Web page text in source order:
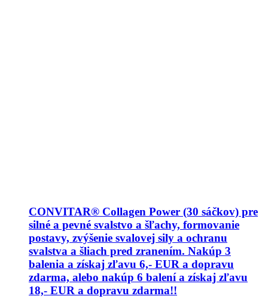
CONVITAR® Collagen Power (30 sáčkov) pre
silné a pevné svalstvo a šľachy, formovanie
postavy, zvýšenie svalovej sily a ochranu
svalstva a šliach pred zranením. Nakúp 3
balenia a získaj zľavu 6,- EUR a dopravu
zdarma, alebo nakúp 6 balení a získaj zľavu
18,- EUR a dopravu zdarma!!